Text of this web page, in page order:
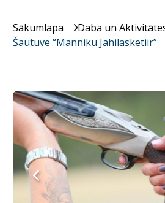
Sākumlapa Daba un
Šautuve “Männiku Jahilasketiir”